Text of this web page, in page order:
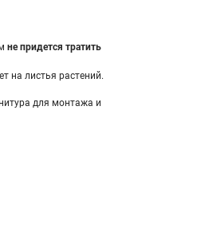
не придется тратить
на листья растений.
для монтажа и